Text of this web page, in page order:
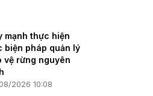
mạnh thực hiện
biện pháp quản lý
vệ rừng nguyên
2026 10:08